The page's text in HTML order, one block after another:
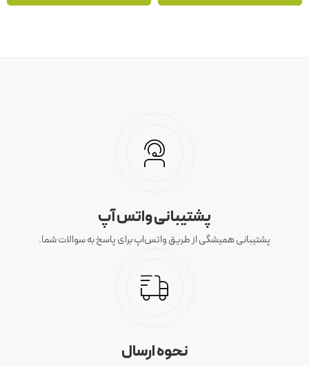
پشتیبانی واتس آپ
پشتیبانی همیشگی از طریق واتس‌اپ برای پاسخ به سوالات شما.
نحوه ارسال